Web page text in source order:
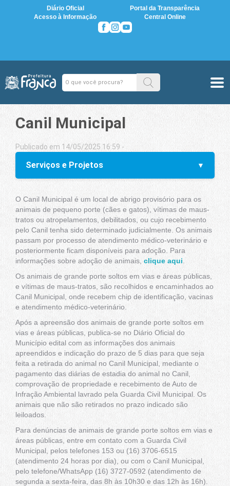
Diário Oficial
Portal da Transparência
Acesso à Informação
Central Online
Canil Municipal
Publicado em 14/05/2025 16:59 -
Serviços e Projetos
O Canil Municipal é um local de abrigo provisório para os
animais de pequeno porte (cães e gatos), vítimas de maus-
tratos ou atropelamentos, debilitados, ou cujo recebimento
pelo Canil tenha sido determinado judicialmente. Os animais
passam por processo de atendimento médico-veterinário e
posteriormente ficam disponíveis para adoção. Para
informações sobre adoção de animais, clique aqui
Os animais de grande porte soltos em vias e áreas públicas,
e vítimas de maus-tratos, são recolhidos e encaminhados ao
Canil Municipal, onde recebem chip de identificação, vacinas
e atendimento médico-veterinário.
Após a apreensão dos animais de grande porte soltos em
vias e áreas públicas, publica-se no Diário Oficial do
Município edital com as informações dos animais
apreendidos e indicação do prazo de 5 dias para que seja
feita a retirada do animal no Canil Municipal, mediante o
pagamento das diárias de estadia do animal no Canil,
comprovação de propriedade e recebimento de Auto de
Infração Ambiental lavrado pela Guarda Civil Municipal. Os
animais que não são retirados no prazo indicado são
leiloados.
Para denúncias de animais de grande porte soltos em vias e
áreas públicas, entre em contato com a Guarda Civil
Municipal, pelos telefones 153 ou (16) 3706-6515
(atendimento 24 horas por dia), ou com o Canil Municipal,
pelo telefone/WhatsApp (16) 3727-0592 (atendimento de
segunda a sexta-feira, das 8h às 10h30 e das 12h às 16h).